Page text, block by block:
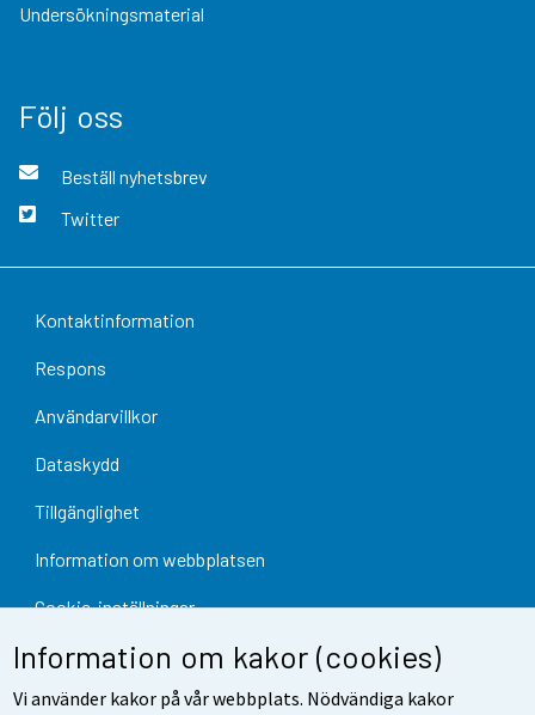
Information om kakor (cookies)
Vi använder kakor på vår webbplats. Nödvändiga kakor
Undersökningsmaterial
Följ oss
Beställ nyhetsbrev
Twitter
Kontaktinformation
Respons
Användarvillkor
Dataskydd
Tillgänglighet
Information om webbplatsen
Cookie-inställningar